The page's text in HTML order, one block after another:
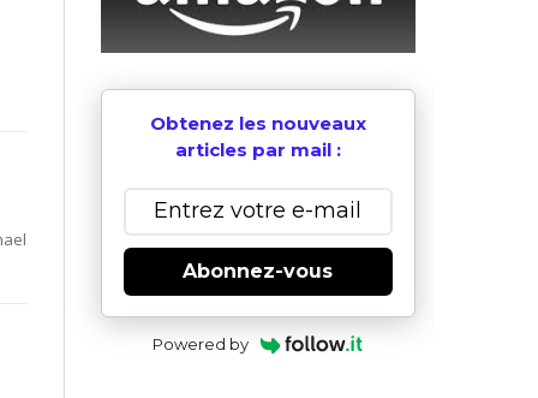
Obtenez les nouveaux
articles par mail :
Abonnez-vous
Powered by